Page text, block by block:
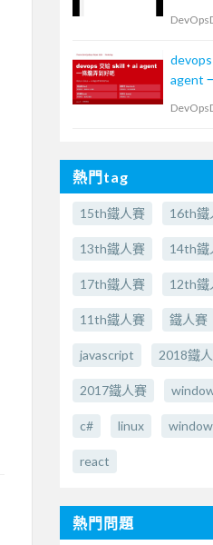
agent
熱門tag
15th鐵人賽 16th鐵
13th鐵人賽 14th鐵
17th鐵人賽 12th鐵
11th鐵人賽 鐵人賽
javascript 2018鐵
2017鐵人賽
c# linux
react
熱門問題